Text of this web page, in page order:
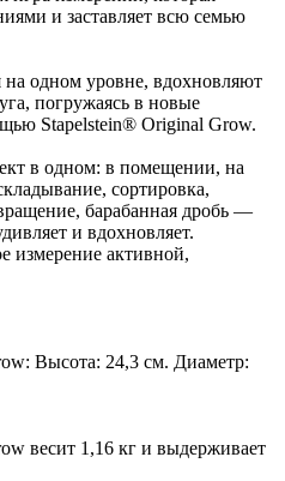
и заставляет всю семью
на одном уровне, вдохновляют
погружаясь в новые
Stapelstein® Original Grow.
в одном: в помещении, на
сортировка,
барабанная дробь —
и вдохновляет.
измерение активной,
Высота: 24,3 см. Диаметр:
весит 1,16 кг и выдерживает